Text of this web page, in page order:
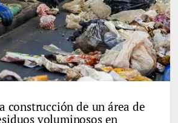
construcción de un área de
voluminosos en